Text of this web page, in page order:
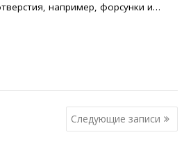
например, форсунки и…
Следующие записи